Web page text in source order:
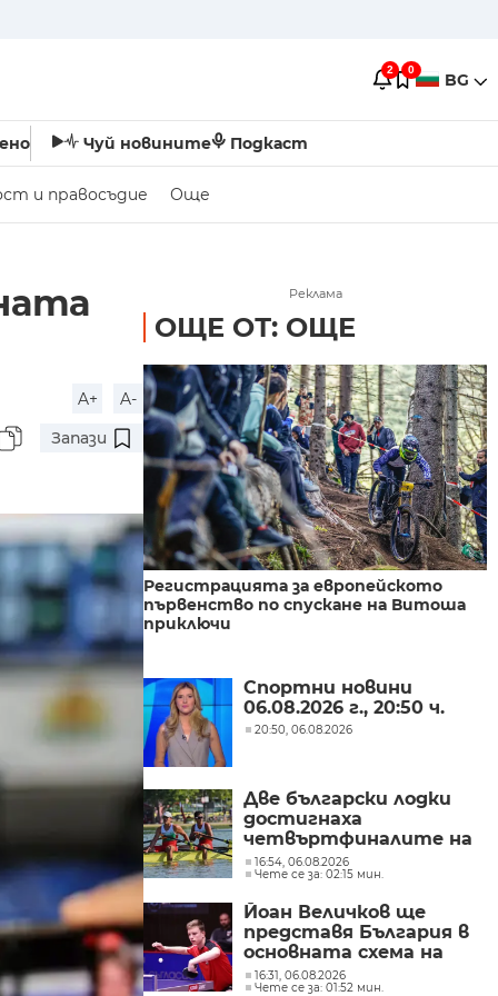
2 0 BG
Чуй новините Подкаст
и правосъдие Още
A+
A-
Запази
Реклама
ОЩЕ ОТ: ОЩЕ
Регистрацията за европейското
първенство по спускане на Витоша
приключи
Спортни новини
06.08.2026 г., 20:50 ч.
20:50, 06.08.2026
Две български лодки
достигнаха
четвъртфиналите на
световното
първенство по гребане
в Пловдив
16:54, 06.08.2026
Чете се за: 02:15 мин.
Йоан Величков ще
представя България в
основната схема на
WTT Contender
16:31, 06.08.2026
Чете се за: 01:52 мин.